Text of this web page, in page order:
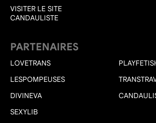
VISITER LE SITE
CANDAULISTE
PARTENAIRES
LOVETRANS
LESPOMPEUSES
DIVINEVA
SEXYLIB